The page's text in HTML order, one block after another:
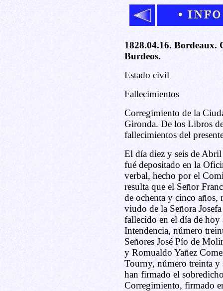
1828.04.16. Bordeaux.
Burdeos.
Estado civil
Fallecimientos
Corregimiento de la
Gironda. De los Libros
fallecimientos del
El día diez y seis de
fué depositado en la
verbal, hecho por el
resulta que el Señor
de ochenta y cinco años,
viudo de la Señora
fallecido en el día de hoy
Intendencia, número
Señores José Pío de
y Romualdo Yañez
Tourny, número treinta y
han firmado el
Corregimiento, firmado